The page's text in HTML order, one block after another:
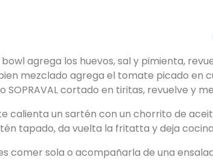
bowl agrega los huevos, sal y pimienta,
mezclado agrega el tomate picado en
SOPRAVAL cortado en tiritas, revuelve y
calienta un sartén con un chorrito de
tapado, da vuelta la fritatta y deja
comer sola o acompañarla de una